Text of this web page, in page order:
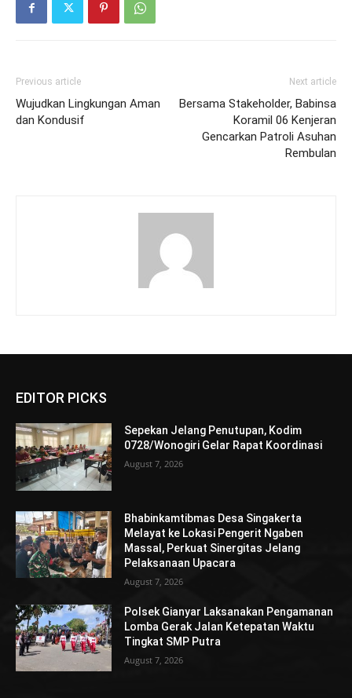
Previous article
Wujudkan Lingkungan Aman
dan Kondusif
Next article
Bersama Stakeholder, Babinsa
Koramil 06 Kenjeran
Gencarkan Patroli Asuhan
Rembulan
EDITOR PICKS
Sepekan Jelang Penutupan, Kodim
0728/Wonogiri Gelar Rapat Koordinasi
August 7, 2026
Bhabinkamtibmas Desa Singakerta
Melayat ke Lokasi Pengerit Ngaben
Massal, Perkuat Sinergitas Jelang
Pelaksanaan Upacara
August 7, 2026
Polsek Gianyar Laksanakan Pengamanan
Lomba Gerak Jalan Ketepatan Waktu
Tingkat SMP Putra
August 7, 2026